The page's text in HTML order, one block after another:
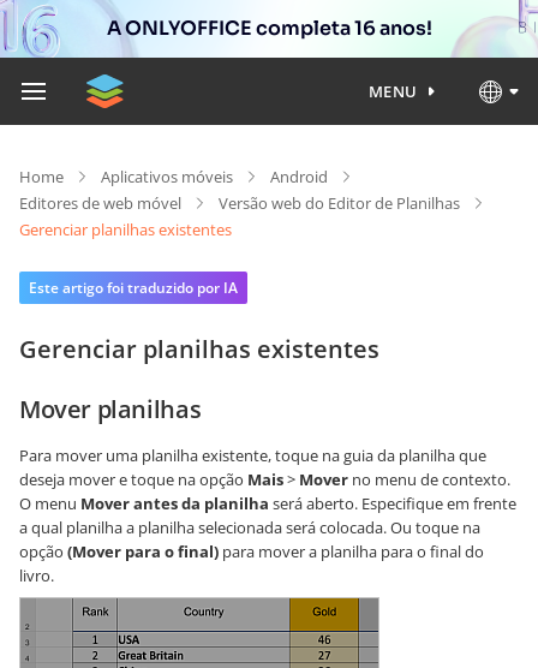
A ONLYOFFICE completa 16 anos!
MENU
Home Aplicativos móveis
Android
Editores de web móvel
Versão web do Editor de Planilhas
Gerenciar planilhas existentes
Este artigo foi traduzido por IA
Gerenciar planilhas existentes
Mover planilhas
Para mover uma planilha existente, toque na guia da planilha que
deseja mover e toque na opção Mais> Mover no menu de contexto.
O menu Mover antes da planilha será aberto. Especifique em frente
a qual planilha a planilha selecionada será colocada. Ou toque na
opção (Mover para o final) para mover a planilha para o final do
livro.